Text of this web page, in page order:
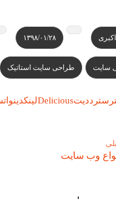
اکبری ۱۳۹۸/۰۱/۲۸
سایت طراحی سایت استاتیک
رددیتDeliciousلینکدین
وب سایت